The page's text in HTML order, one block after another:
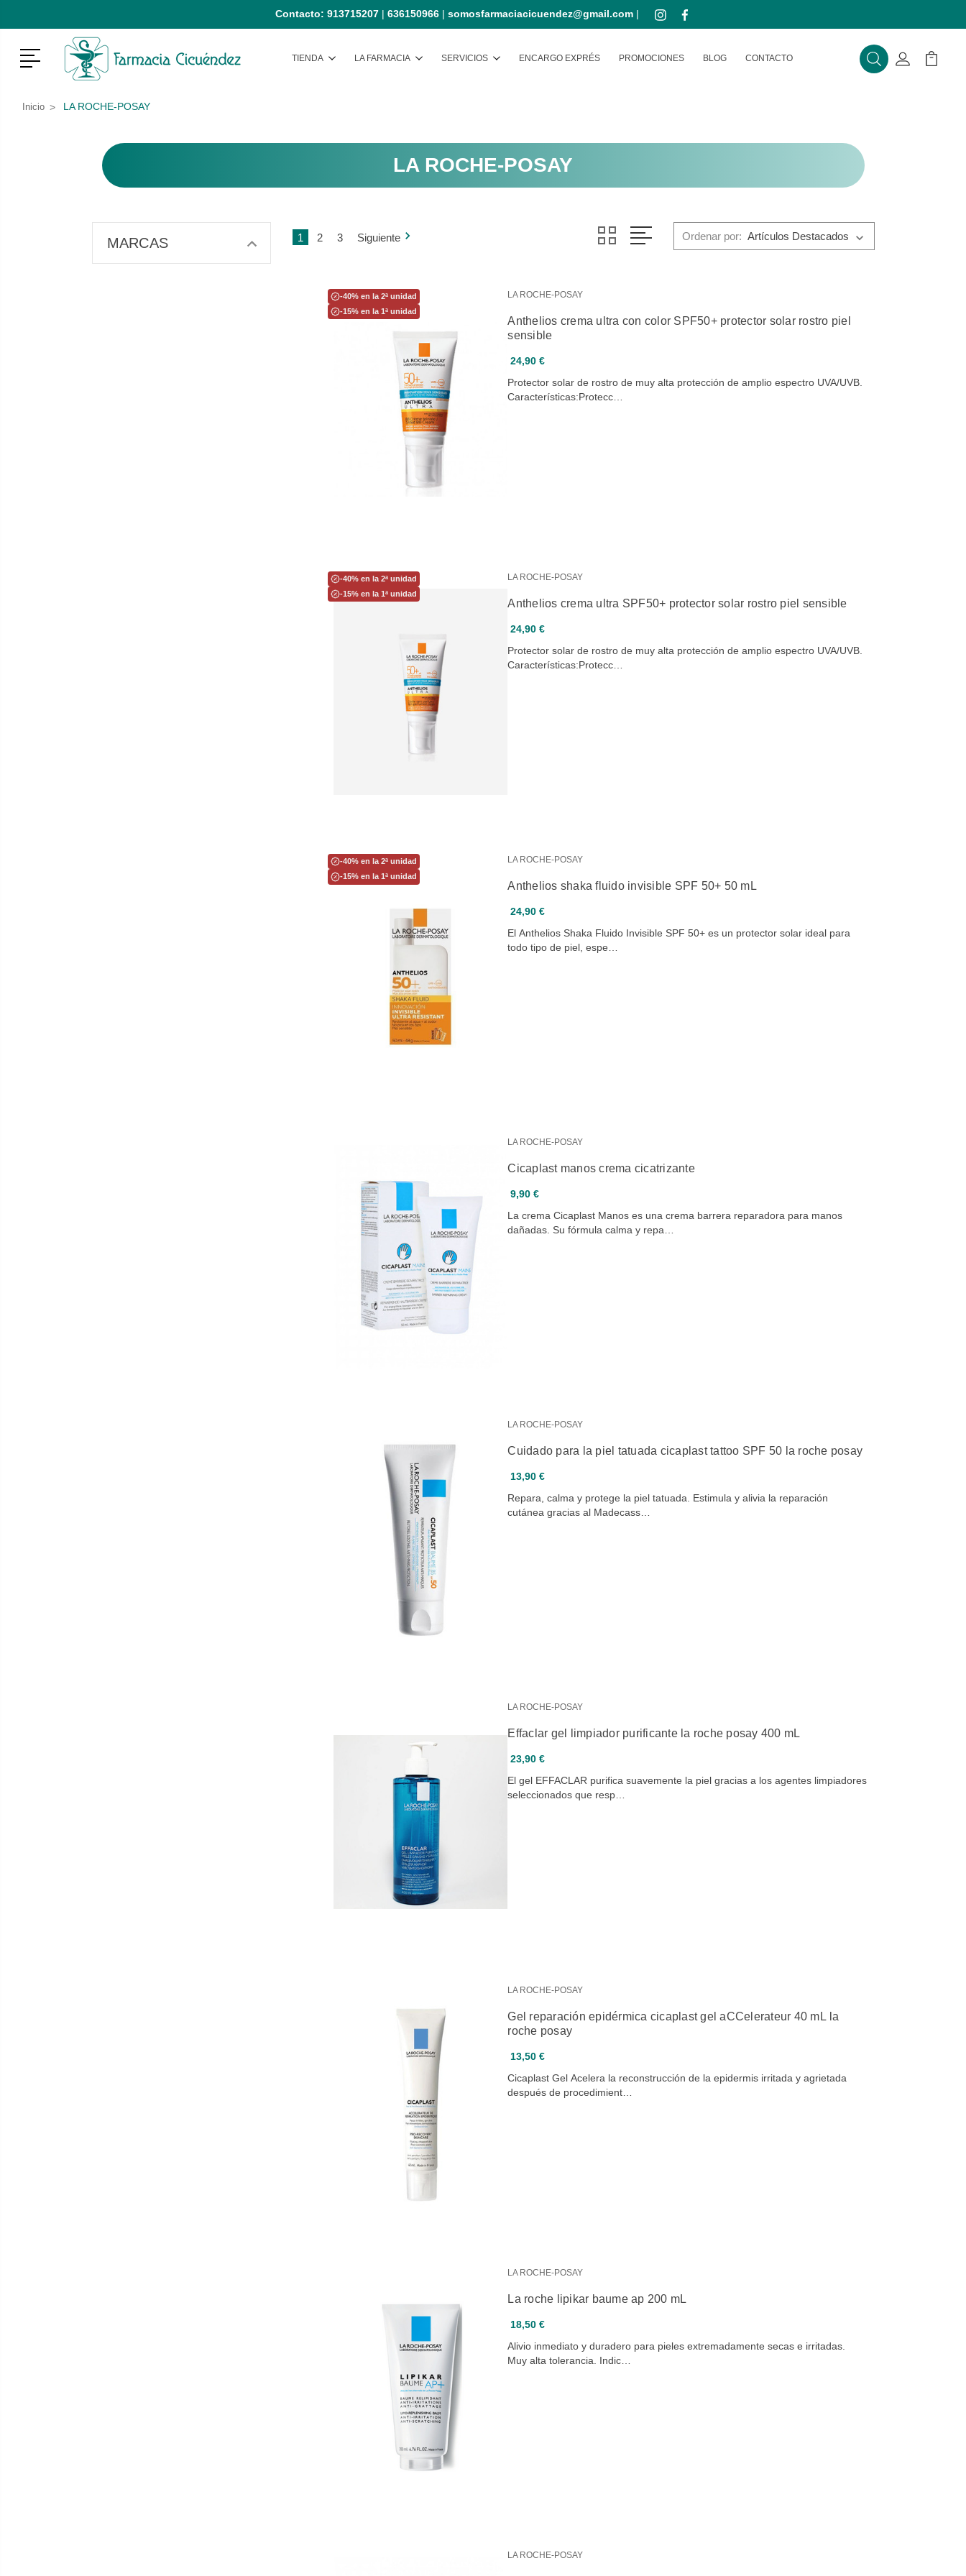
Contacto: 913715207 | 636150966 | somosfarmaciacicuendez@gmail.com |
Menú TIENDA LA FARMACIA SERVICIOS ENCARGO EXPRÉS PROMOCIONES BLOG CONTACTO BuscarMi Cuenta
Mi
Inicio LA ROCHE-POSAY
LA ROCHE-POSAY
MARCAS 1 2 3 Siguiente Ordenar por:
-40% en la 2ª unidad
-15% en la 1ª unidad
LA ROCHE-POSAY
Anthelios crema ultra con color SPF50+ protector solar rostro piel
sensible
24,90 €
Protector solar de rostro de muy alta protección de amplio espectro UVA/UVB.
Características:Protecc…
-40% en la 2ª unidad
-15% en la 1ª unidad
LA ROCHE-POSAY
Anthelios crema ultra SPF50+ protector solar rostro piel sensible
24,90 €
Protector solar de rostro de muy alta protección de amplio espectro UVA/UVB.
Características:Protecc…
-40% en la 2ª unidad
-15% en la 1ª unidad
LA ROCHE-POSAY
Anthelios shaka fluido invisible SPF 50+ 50 mL
24,90 €
El Anthelios Shaka Fluido Invisible SPF 50+ es un protector solar ideal para
todo tipo de piel, espe…
LA ROCHE-POSAY
Cicaplast manos crema cicatrizante
9,90 €
La crema Cicaplast Manos es una crema barrera reparadora para manos
dañadas. Su fórmula calma y repa…
LA ROCHE-POSAY
Cuidado para la piel tatuada cicaplast tattoo SPF 50 la roche posay
13,90 €
Repara, calma y protege la piel tatuada. Estimula y alivia la reparación
cutánea gracias al Madecass…
LA ROCHE-POSAY
Effaclar gel limpiador purificante la roche posay 400 mL
23,90 €
El gel EFFACLAR purifica suavemente la piel gracias a los agentes limpiadores
seleccionados que resp…
LA ROCHE-POSAY
Gel reparación epidérmica cicaplast gel aCCelerateur 40 mL la
roche posay
13,50 €
Cicaplast Gel Acelera la reconstrucción de la epidermis irritada y agrietada
después de procedimient…
LA ROCHE-POSAY
La roche lipikar baume ap 200 mL
18,50 €
Alivio inmediato y duradero para pieles extremadamente secas e irritadas.
Muy alta tolerancia. Indic…
LA ROCHE-POSAY